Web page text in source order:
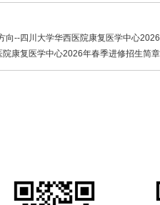
向--四川大学华西医院康复医学中心
康复医学中心2026年春季进修招生简章